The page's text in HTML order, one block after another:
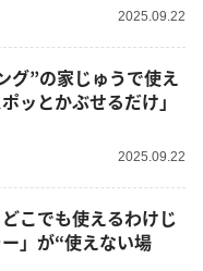
2025.09.22
グ”の家じゅうで使え
ッとかぶせるだけ」
2025.09.22
こでも使えるわけじ
」が“使えない場